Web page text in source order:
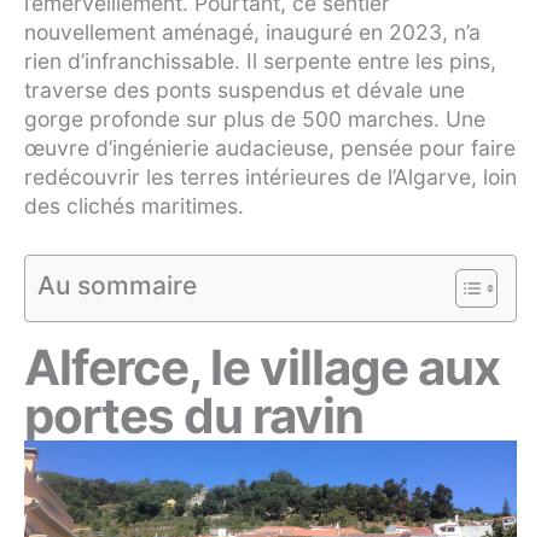
nouvellement aménagé, inauguré en 2023, n’a
rien d’infranchissable. Il serpente entre les pins,
traverse des ponts suspendus et dévale une
gorge profonde sur plus de 500 marches. Une
œuvre d’ingénierie audacieuse, pensée pour faire
redécouvrir les terres intérieures de l’Algarve, loin
des clichés maritimes.
Au sommaire
Alferce, le village aux
portes du ravin